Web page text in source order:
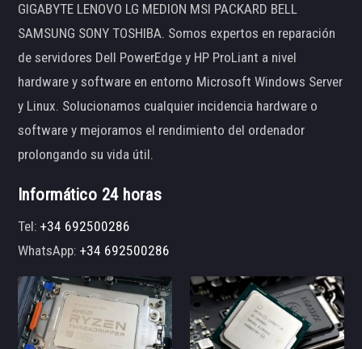
GIGABYTE LENOVO LG MEDION MSI PACKARD BELL
SAMSUNG SONY TOSHIBA. Somos expertos en reparación
de servidores Dell PowerEdge y HP ProLiant a nivel
hardware y software en entorno Microsoft Windows Server
y Linux. Solucionamos cualquier incidencia hardware o
software y mejoramos el rendimiento del ordenador
prolongando su vida útil.
Informático 24 horas
Tel:+34 692500286
WhatsApp:+34 692500286